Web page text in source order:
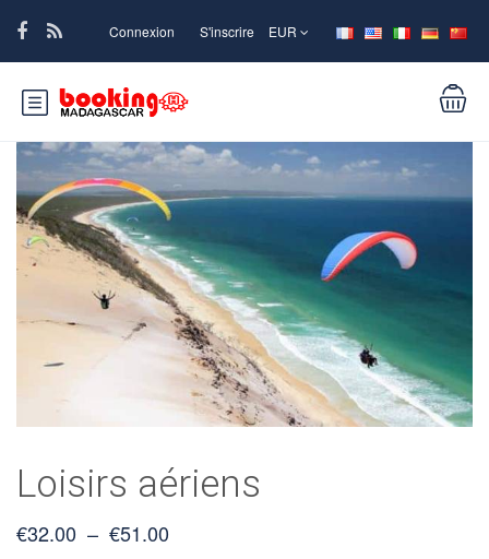
Connexion S'inscrire EUR
Loisirs aériens
€32.00 – €51.00